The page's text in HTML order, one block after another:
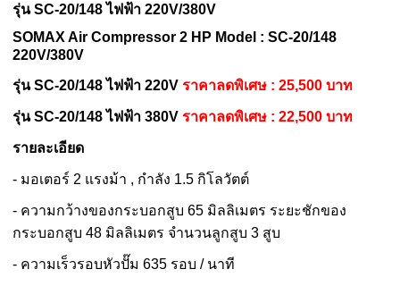
รุ่น SC-20/148 ไฟฟ้า 220V/380V
SOMAX Air Compressor 2 HP Model : SC-20/148
220V/380V
รุ่น SC-20/148 ไฟฟ้า 220Vราคาลดพิเศษ : 25,500 บาท
รุ่น SC-20/148 ไฟฟ้า 380V ราคาลดพิเศษ : 22,500 บาท
รายละเอียด
- มอเตอร์ 2 แรงม้า , กำลัง 1.5 กิโลวัตต์
- ความกว้างของกระบอกสูบ 65 มิลลิเมตร ระยะชักของ
กระบอกสูบ 48 มิลลิเมตร จำนวนลูกสูบ 3 สูบ
- ความเร็วรอบหัวปั๊ม 635 รอบ / นาที